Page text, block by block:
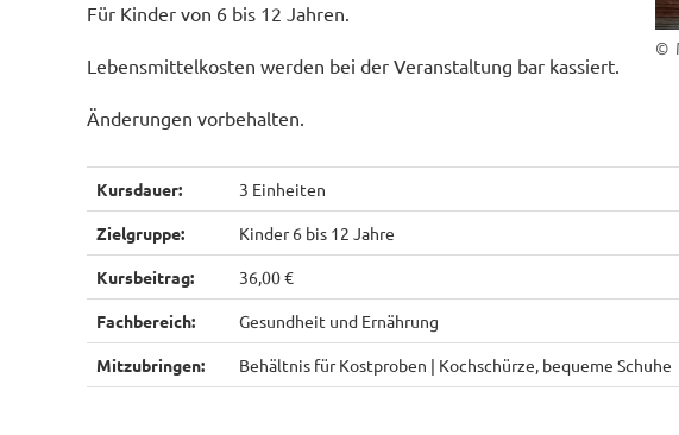
©
Für Kinder von 6 bis 12 Jahren.
Lebensmittelkosten werden bei der Veranstaltung bar kassiert.
Änderungen vorbehalten.
Kursdauer: 3 Einheiten
Zielgruppe: Kinder 6 bis 12 Jahre
Kursbeitrag: 36,00 €
Fachbereich: Gesundheit und Ernährung
Mitzubringen: Behältnis für Kostproben | Kochschürze, bequeme Schuhe